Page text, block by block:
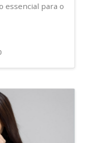
essencial para o